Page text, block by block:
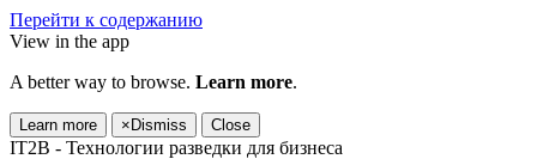
Перейти к содержанию
View in the app
A better way to browse. Learn more.
Learn more × Dismiss Close
IT2B - Технологии разведки для бизнеса